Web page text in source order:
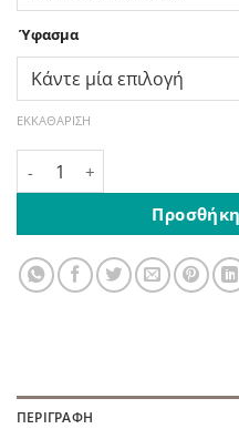
Ύφασμα
ΕΚΚΑΘΆΡΙΣΗ
Γραβάτα Μονόχρωμη
ΠΕΡΙΓΡΑΦΉ